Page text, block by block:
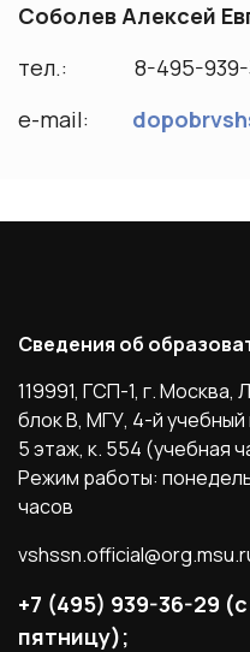
Соболев Алексей
тел.: 8-495-939-
e-mail:
Сведения об
119991, ГСП-1, г. Москва,
блок B, МГУ, 4-й учебный
5 этаж, к. 554 (учебная
Режим работы:
часов
+7 (495) 939-36-29
пятницу);